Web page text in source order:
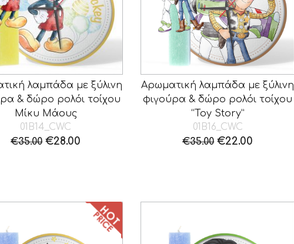
λαμπάδα με ξύλινη
& δώρο ρολόι τοίχου
Μίκυ Μάους
01B14_CWC
€35.00 Original
€28.00
Αρωματική λαμπάδα με ξύλινη
φιγούρα & δώρο ρολόι τοίχου
“Toy Story”
01B16_CWC
€35.00 Original
€22.00